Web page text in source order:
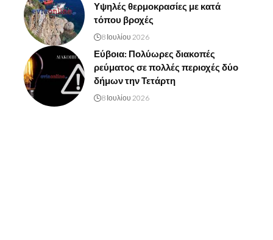
Υψηλές θερμοκρασίες με κατά
τόπου βροχές
8 Ιουλίου 2026
Εύβοια: Πολύωρες διακοπές
ρεύματος σε πολλές περιοχές δύο
δήμων την Τετάρτη
8 Ιουλίου 2026